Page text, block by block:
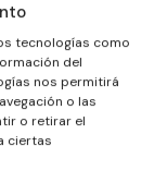
tecnologías como
del
nos permitirá
o las
o retirar el
ciertas